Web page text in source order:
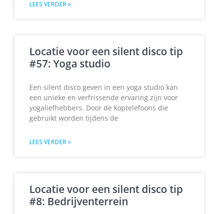
LEES VERDER »
Locatie voor een silent disco tip
#57: Yoga studio
Een silent disco geven in een yoga studio kan
een unieke en verfrissende ervaring zijn voor
yogaliefhebbers. Door de koptelefoons die
gebruikt worden tijdens de
LEES VERDER »
Locatie voor een silent disco tip
#8: Bedrijventerrein